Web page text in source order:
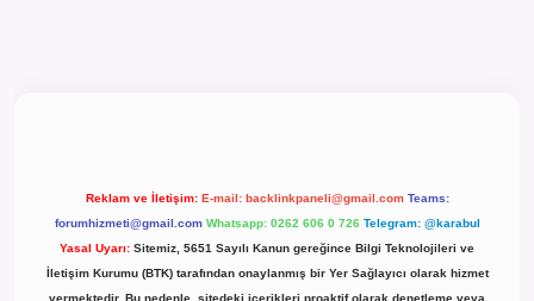
Reklam ve İletişim: E-mail: backlinkpaneli@gmail.com Teams:
forumhizmeti@gmail.com Whatsapp: 0262 606 0 726 Telegram: @karabul
Yasal Uyarı: Sitemiz, 5651 Sayılı Kanun gereğince Bilgi Teknolojileri ve
İletişim Kurumu (BTK) tarafından onaylanmış bir Yer Sağlayıcı olarak hizmet
vermektedir. Bu nedenle, sitedeki içerikleri proaktif olarak denetleme veya